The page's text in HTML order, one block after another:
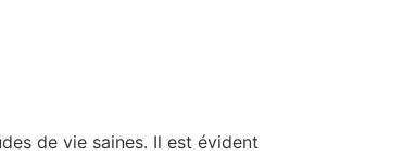
de vie saines. Il est évident